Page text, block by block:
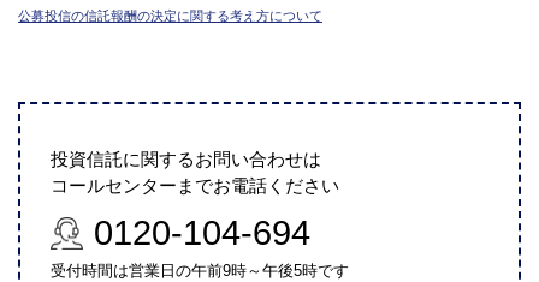
公募投信の信託報酬の決定に関する考え方について
投資信託に関するお問い合わせは
コールセンターまでお電話ください
0120-104-694
受付時間は営業日の午前9時～午後5時です